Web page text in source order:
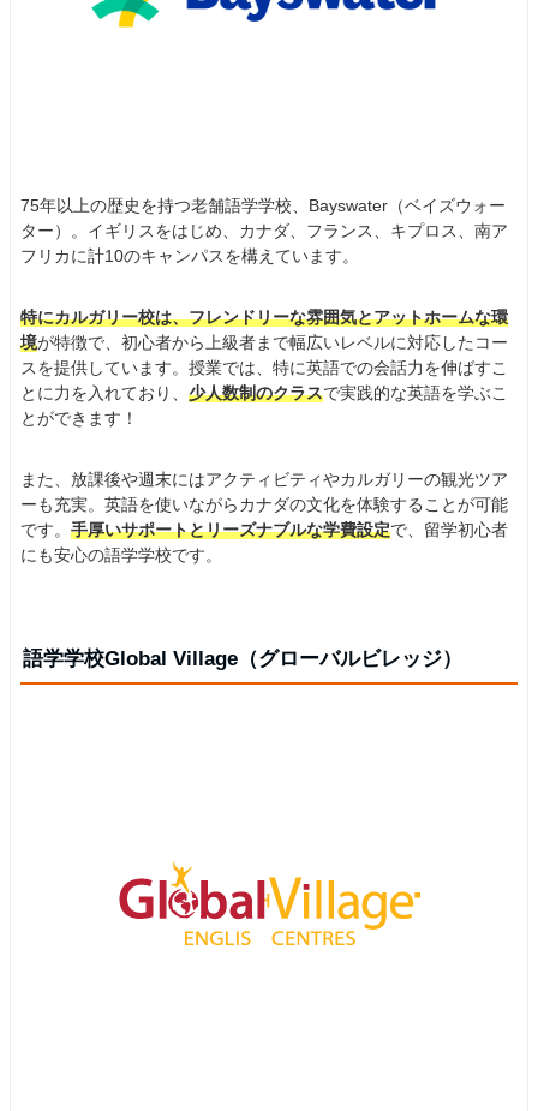
75年以上の歴史を持つ老舗語学学校、Bayswater（ベイズウォー
ター）。イギリスをはじめ、カナダ、フランス、キプロス、南ア
フリカに計10のキャンパスを構えています。
特にカルガリー校は、フレンドリーな雰囲気とアットホームな環
境が特徴で、初心者から上級者まで幅広いレベルに対応したコー
スを提供しています。授業では、特に英語での会話力を伸ばすこ
とに力を入れており、 少人数制のクラスで実践的な英語を学ぶこ
とができます！
また、放課後や週末にはアクティビティやカルガリーの観光ツア
ーも充実。英語を使いながらカナダの文化を体験することが可能
です。 手厚いサポートとリーズナブルな学費設定で、留学初心者
にも安心の語学学校です。
語学学校Global Village（グローバルビレッジ）